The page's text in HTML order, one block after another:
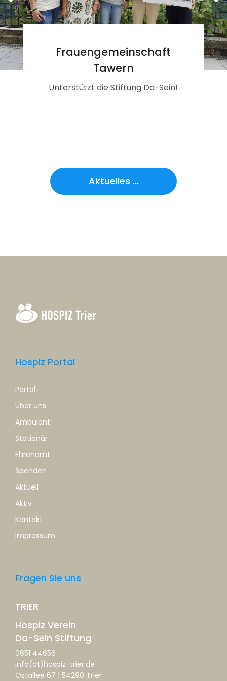
Frauengemeinschaft
Tawern
Unterstützt die Stiftung Da-Sein!
Aktuelles ...
Hospiz Portal
Portal
Über uns
Ambulant
Stationär
Ehrenamt
Spenden
Aktuell
Aktiv
Kontakt
Impressum
Fragen Sie uns
TRIER
Hospiz Verein
Da-Sein Stiftung
0651 44656
info(at)hospiz-trier.de
Ostallee 67 | 54290 Trier